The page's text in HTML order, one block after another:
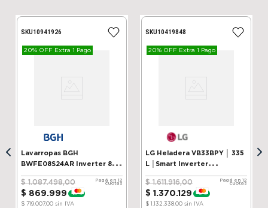
SKU10941926
20% OFF Extra 1 Pago
Lavarropas BGH
BWFE08S24AR Inverter 8 kg
Silver
$ 1.087.498,00
$ 869.999 - 20 %
$ 719.007,00sin IVA
Pagá en 12
cuotas
SKU10419848
20% OFF Extra 1 Pago
LG Heladera VB33BPY │ 335
L │Smart Inverter
Compressor│ ThinQ
$ 1.611.916,00
$ 1 .370.129 15 %
$ 1.132.338,00sin IVA
Pagá en 12
cuotas